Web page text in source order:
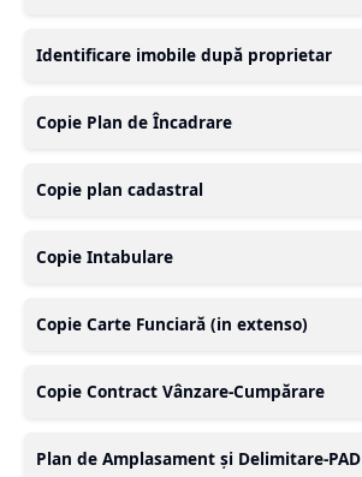
Identificare imobile după proprietar
Copie Plan de Încadrare
Copie plan cadastral
Copie Intabulare
Copie Carte Funciară (in extenso)
Copie Contract Vânzare-Cumpărare
Plan de Amplasament și Delimitare-PAD